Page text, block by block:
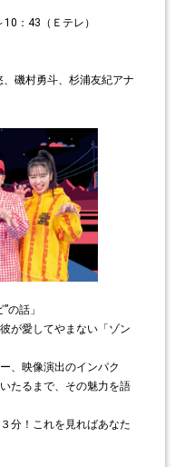
：43（Ｅテレ）
磯村勇斗、杉浦友紀アナ
の話」
が愛してやまない「ゾン
、映像演出のインパク
たるまで、その魅力を語
分！これを見ればあなた